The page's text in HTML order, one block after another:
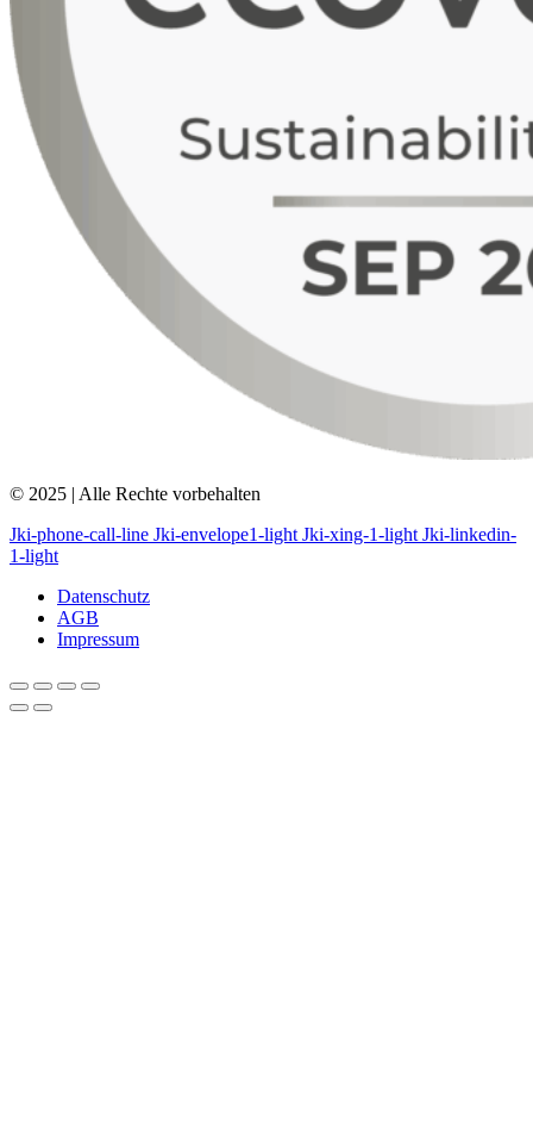
© 2025 | Alle Rechte vorbehalten
Jki-phone-call-line Jki-envelope1-light Jki-xing-1-light Jki-linkedin-
1-light
Datenschutz
AGB
Impressum